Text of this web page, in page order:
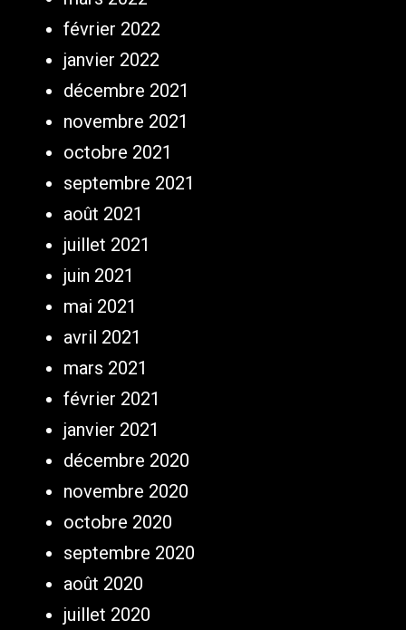
février 2022
janvier 2022
décembre 2021
novembre 2021
octobre 2021
septembre 2021
août 2021
juillet 2021
juin 2021
mai 2021
avril 2021
mars 2021
février 2021
janvier 2021
décembre 2020
novembre 2020
octobre 2020
septembre 2020
août 2020
juillet 2020